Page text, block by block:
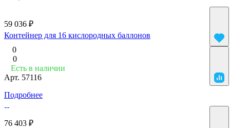
59 036 ₽
Контейнер для 16 кислородных баллонов
0
0
Есть в наличии
Арт. 57116
Подробнее
76 403 ₽